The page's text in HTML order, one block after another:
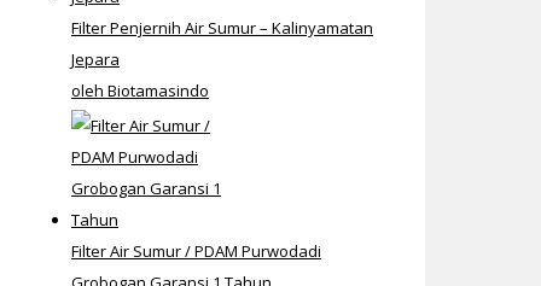
Filter Penjernih Air Sumur – Kalinyamatan
Jepara
oleh Biotamasindo
Filter Air Sumur / PDAM Purwodadi